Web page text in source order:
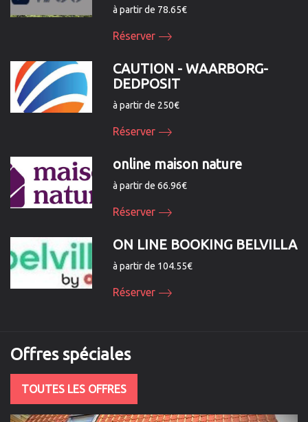
à partir de 78.65€
Réserver
CAUTION - WAARBORG-
DEDPOSIT
à partir de 250€
Réserver
online maison nature
à partir de 66.96€
Réserver
ON LINE BOOKING BELVILLA
à partir de 104.55€
Réserver
Offresspéciales
TOUTES LES OFFRES